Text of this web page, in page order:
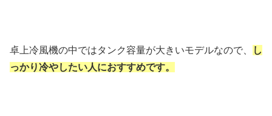
卓上冷風機の中ではタンク容量が大きいモデルなので、
し
っかり冷やしたい人におすすめです。